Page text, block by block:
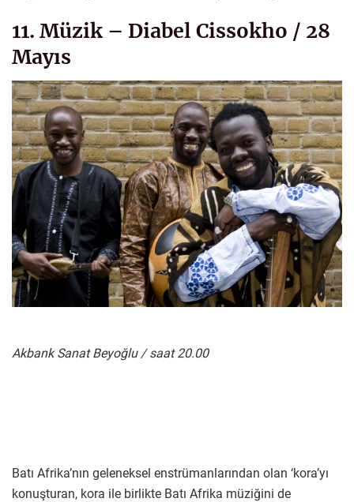
11. Müzik – Diabel Cissokho / 28
Mayıs
Akbank Sanat Beyoğlu / saat 20.00
Batı Afrika’nın geleneksel enstrümanlarından olan ‘kora’yı
konuşturan, kora ile birlikte Batı Afrika müziğini de